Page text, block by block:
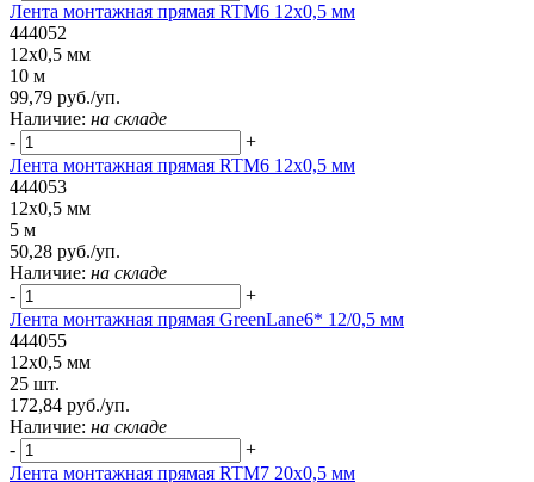
Лента монтажная прямая RTM6 12x0,5 мм
444052
12x0,5 мм
10 м
99,79 руб./уп.
Наличие: на складе
-
+
Лента монтажная прямая RTM6 12x0,5 мм
444053
12x0,5 мм
5 м
50,28 руб./уп.
Наличие: на складе
-
+
Лента монтажная прямая GreenLane6* 12/0,5 мм
444055
12x0,5 мм
25 шт.
172,84 руб./уп.
Наличие: на складе
-
+
Лента монтажная прямая RTM7 20x0,5 мм